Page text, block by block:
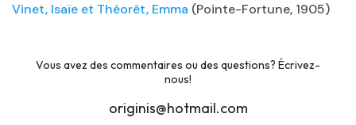
Vinet, Isaïe et Théorêt, Emma (Pointe-Fortune, 1905)
Vous avez des commentaires ou des questions? Écrivez-
nous!
originis@hotmail.com